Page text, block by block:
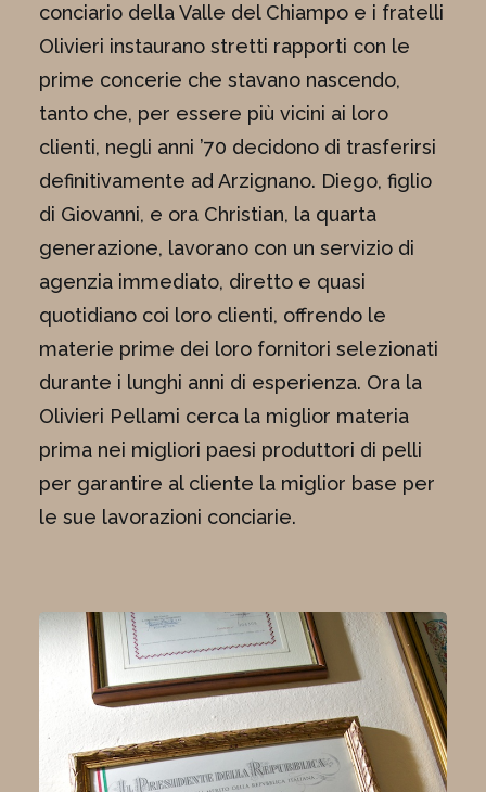
conciario della Valle del Chiampo e i fratelli
Olivieri instaurano stretti rapporti con le
prime concerie che stavano nascendo,
tanto che, per essere più vicini ai loro
clienti, negli anni ’70 decidono di trasferirsi
definitivamente ad Arzignano. Diego, figlio
di Giovanni, e ora Christian, la quarta
generazione, lavorano con un servizio di
agenzia immediato, diretto e quasi
quotidiano coi loro clienti, offrendo le
materie prime dei loro fornitori selezionati
durante i lunghi anni di esperienza. Ora la
Olivieri Pellami cerca la miglior materia
prima nei migliori paesi produttori di pelli
per garantire al cliente la miglior base per
le sue lavorazioni conciarie.